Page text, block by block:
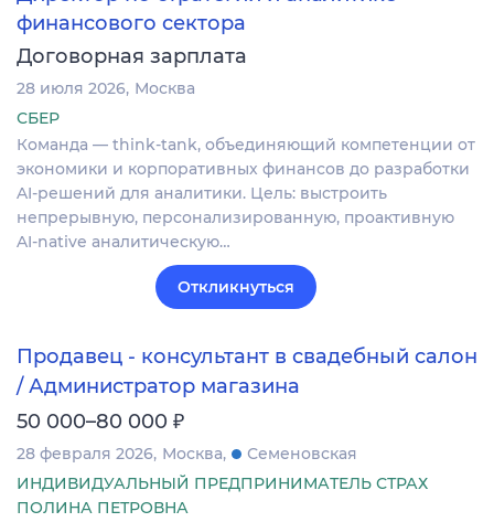
финансового сектора
Договорная зарплата
28 июля 2026 Москва
СБЕР
Команда — think-tank, объединяющий компетенции от
экономики и корпоративных финансов до разработки
AI-решений для аналитики. Цель: выстроить
непрерывную, персонализированную, проактивную
AI-native аналитическую…
Откликнуться
Продавец - консультант в свадебный салон
/ Администратор магазина
50 000–80 000 ₽
28 февраля 2026 Москва
Семеновская
ИНДИВИДУАЛЬНЫЙ ПРЕДПРИНИМАТЕЛЬ СТРАХ
ПОЛИНА ПЕТРОВНА